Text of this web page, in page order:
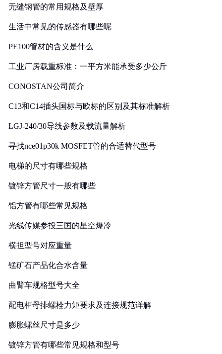
无缝钢管的常用规格及壁厚
生活中常见的传感器有哪些呢
PE100管材的含义是什么
工业厂房载重标准：一平方米能承受多少公斤
CONOSTAN公司简介
C13和C14插头国标与欧标的区别及其标准解析
LGJ-240/30导线参数及载流量解析
寻找nce01p30k MOSFET管的合适替代型号
电梯的尺寸有哪些规格
镀锌方管尺寸一般有哪些
铝方管有哪些常见规格
光线传媒参投三国的星空爆冷
横担型号对应重量
锰矿石产品化合水含量
曲臂车规格型号大全
配电柜母排螺栓力矩要求及连接规范详解
膨胀螺丝尺寸是多少
镀锌方管有哪些常见规格和型号